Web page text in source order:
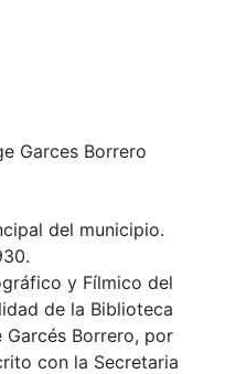
Garces Borrero
del municipio.
y Fílmico del
de la Biblioteca
Borrero, por
con la Secretaria